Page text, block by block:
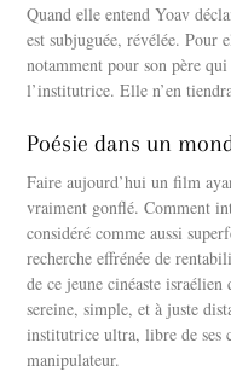
Quand elle entend Yoav
est subjuguée, révélée. Pour
notamment pour son père qui
l’institutrice. Elle n’en
Poésie dans un
Faire aujourd’hui un film
vraiment gonflé. Comment
considéré comme aussi
recherche effrénée de
de ce jeune cinéaste
sereine, simple, et à juste
institutrice ultra, libre de ses
manipulateur.